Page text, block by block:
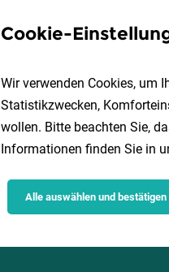
Cookie-
Wir verwenden Cookies, um
Statistikzwecken,
wollen. Bitte beachten Sie,
Informationen finden Sie in
Alle auswählen und bestätigen